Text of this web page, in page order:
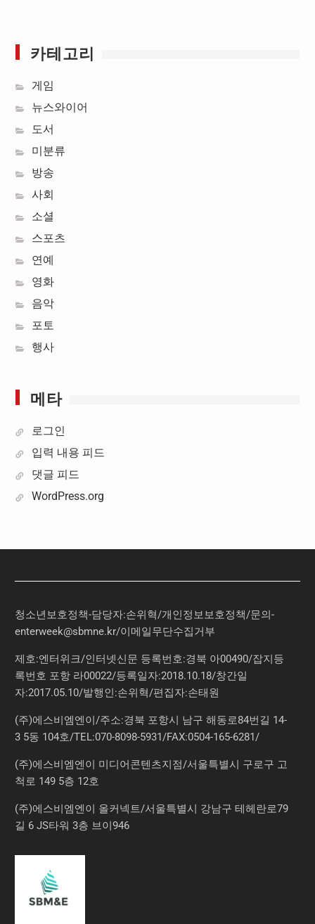
카테고리
게임
뉴스와이어
도서
미분류
방송
사회
소셜
스포츠
연예
영화
음악
포토
행사
메타
로그인
입력 내용 피드
댓글 피드
WordPress.org
청소년보호정책-담당자:손위혁/개인정보보호정책/문의-
enterweek@sbmne.kr/이메일무단수집거부
제호:엔터위크/인터넷신문 등록번호:경북 아00490/잡지등
록번호 포항 라00022/등록일자:2018.10.18/창간일
자:2017.05.10/발행인:손위혁/편집자:손태원
(주)에스비엠엔이/주소:경북 포항시 남구 해동로84번길 14-
3 5동 104호/TEL:070-8098-5931/FAX:0504-165-6281/
(주)에스비엠엔이 미디어콘텐츠지점/서울특별시 구로구 고
척로 149 5층 12호
(주)에스비엠엔이 올커넥트/서울특별시 강남구 테헤란로79
길 6 JS타워 3층 브이946